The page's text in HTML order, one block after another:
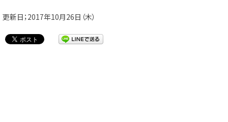
更新日；2017年10月26日（木）